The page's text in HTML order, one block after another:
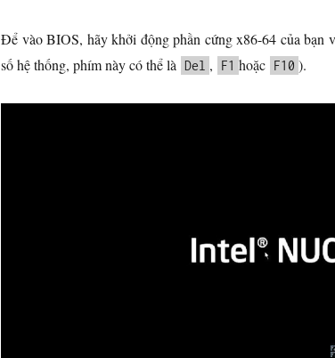
Để vào BIOS, hãy khởi động phần cứng x86-64 của bạn
số hệ thống, phím này có thể là Del , F1 hoặc F10 ).